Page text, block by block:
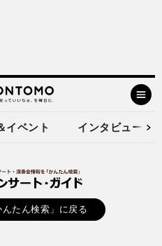
イベント インタビュー
たん検索」に戻る